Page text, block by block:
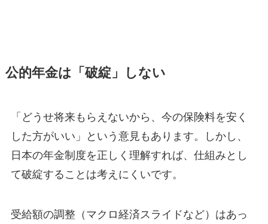
公的年金は「破綻」しない
「どうせ将来もらえないから、今の保険料を安く
した方がいい」という意見もあります。しかし、
日本の年金制度を正しく理解すれば、仕組みとし
て破綻することは考えにくいです。
受給額の調整（マクロ経済スライドなど）はあっ